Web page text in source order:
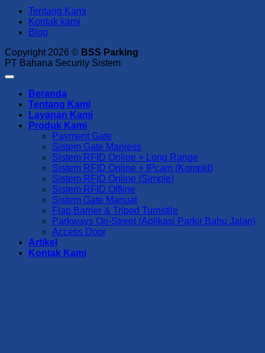
Tentang Kami
Kontak kami
Blog
Copyright 2026 © BSS Parking
PT Bahana Security Sistem
Beranda
Tentang Kami
Layanan Kami
Produk Kami
Payment Gate
Sistem Gate Manless
Sistem RFID Online + Long Range
Sistem RFID Online + IPcam (Komplit)
Sistem RFID Online (Simple)
Sistem RFID Offline
Sistem Gate Manual
Flap Barrier & Tripod Turnstile
Parkways On-Street (Aplikasi Parkir Bahu Jalan)
Access Door
Artikel
Kontak Kami